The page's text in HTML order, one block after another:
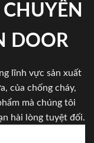
DOOR
lĩnh vực sản xuất
của chống cháy,
mà chúng tôi
hài lòng tuyệt đối.